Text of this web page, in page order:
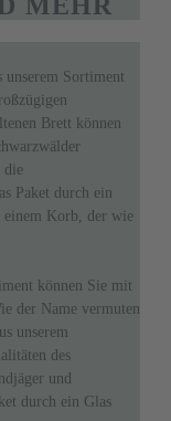
unserem Sortiment
Brett können
die
Paket durch ein
einem Korb, der wie
können Sie mit
der Name vermuten
unserem
des
und
durch ein Glas